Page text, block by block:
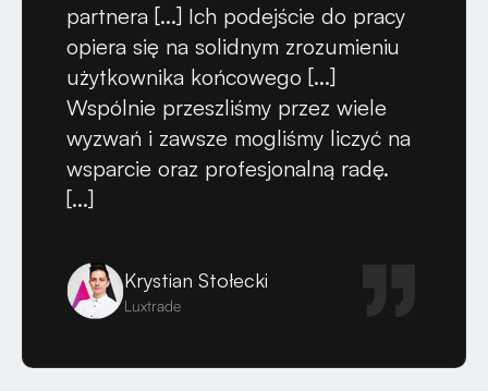
partnera [...] Ich podejście do pracy
opiera się na solidnym zrozumieniu
użytkownika końcowego [...]
Wspólnie przeszliśmy przez wiele
wyzwań i zawsze mogliśmy liczyć na
wsparcie oraz profesjonalną radę.
[...]
Krystian Stołecki
Luxtrade